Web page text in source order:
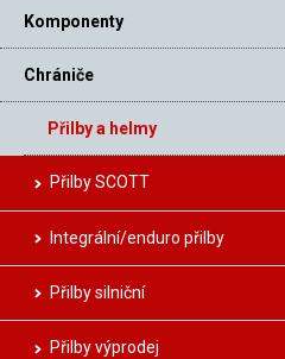
Komponenty
Chrániče
Přilby a helmy
Přilby SCOTT
Integrální/enduro přilby
Přilby silniční
Přilby výprodej